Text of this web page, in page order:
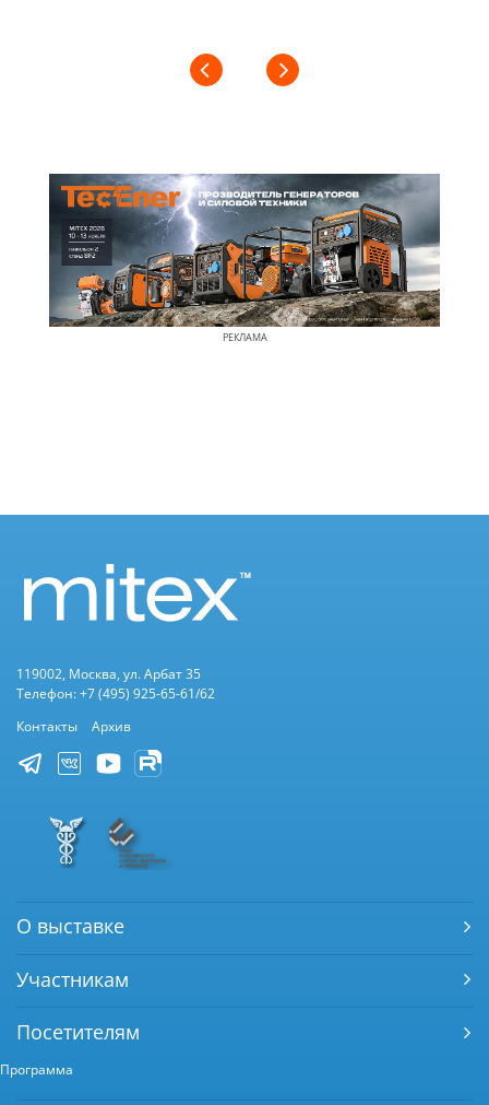
РЕКЛАМА
119002, Москва, ул. Арбат 35
Телефон: +7 (495) 925-65-61/62
Контакты
Архив
О выставке
Участникам
Посетителям
Программа